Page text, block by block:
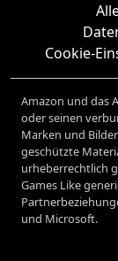
Cookie-
Amazon und das
oder seinen
Marken und
geschützte
urheberrechtlich
Games Like
und Microsoft.